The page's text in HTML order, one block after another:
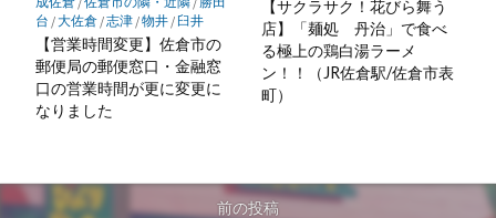
台 /大佐倉/志津/物井/ 臼井
【営業時間変更】佐倉市の
郵便局の郵便窓口・金融窓
口の営業時間が更に変更に
なりました
【サクラサク！花びら舞う
店】「麺処 丹治」で食べ
る極上の鶏白湯ラーメ
ン！！（JR佐倉駅/佐倉市表
町）
前の投稿